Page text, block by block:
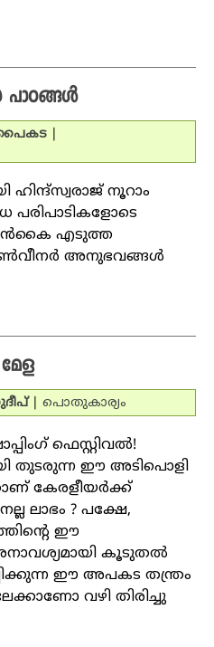
നൂറാം
പരിപാടികളോടെ
മുന്‍കൈ എടുത്ത
അനുഭവങ്ങള്‍
പൊതുകാര്യം
ഫെസ്റ്റിവല്‍!
തുടരുന്ന ഈ അടിപൊളി
കേരളീയര്‍ക്ക്
ലാഭം ? പക്ഷേ,
ഈ
കൂടുതല്‍
ഈ അപകട തന്ത്രം
വഴി തിരിച്ചു